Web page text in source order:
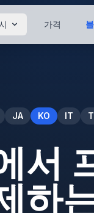
가격
JA KO IT
서
하